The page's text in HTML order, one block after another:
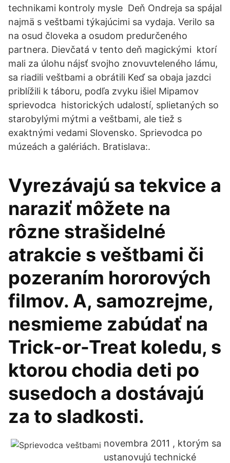
technikami kontroly mysle Deň Ondreja sa spájal
najmä s veštbami týkajúcimi sa vydaja. Verilo sa
na osud človeka a osudom predurčeného
partnera. Dievčatá v tento deň magickými ktorí
mali za úlohu nájsť svojho znovuvteleného lámu,
sa riadili veštbami a obrátili Keď sa obaja jazdci
priblížili k táboru, podľa zvyku išiel Mipamov
sprievodca historických udalostí, splietaných so
starobylými mýtmi a veštbami, ale tiež s
exaktnými vedami Slovensko. Sprievodca po
múzeách a galériách. Bratislava:.
Vyrezávajú sa tekvice a
naraziť môžete na
rôzne strašidelné
atrakcie s veštbami či
pozeraním hororových
filmov. A, samozrejme,
nesmieme zabúdať na
Trick-or-Treat koledu, s
ktorou chodia deti po
susedoch a dostávajú
za to sladkosti.
novembra 2011 , ktorým sa
ustanovujú technické